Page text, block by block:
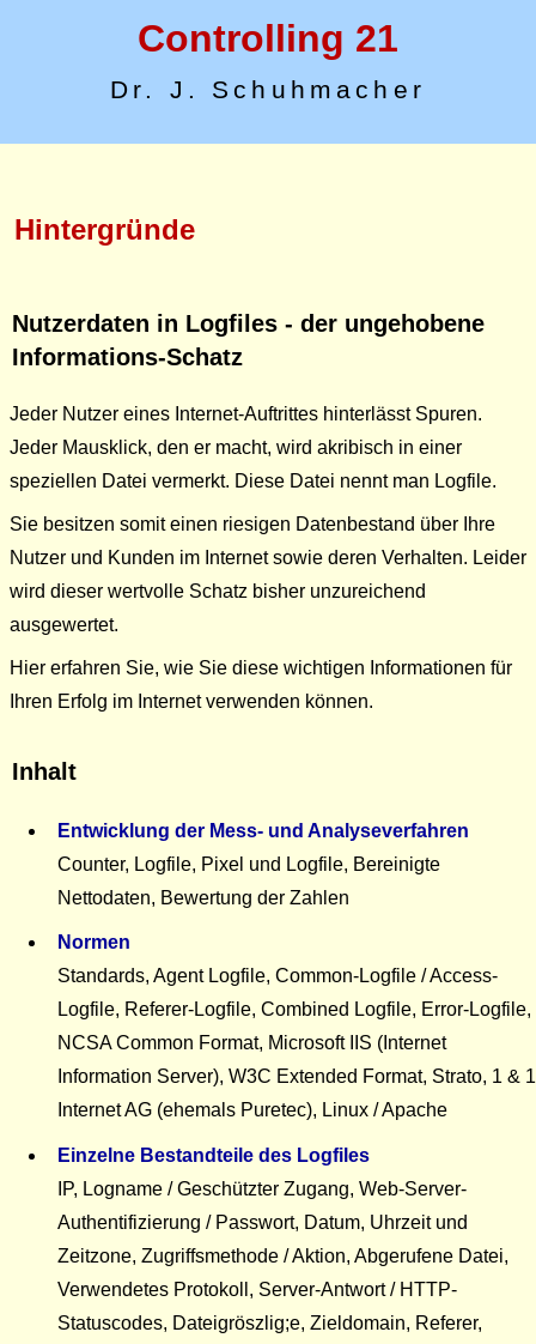
Controlling 21
Dr. J. Schuhmacher
Hintergründe
Nutzerdaten in Logfiles - der ungehobene
Informations-Schatz
Jeder Nutzer eines Internet-Auftrittes hinterlässt Spuren.
Jeder Mausklick, den er macht, wird akribisch in einer
speziellen Datei vermerkt. Diese Datei nennt man Logfile.
Sie besitzen somit einen riesigen Datenbestand über Ihre
Nutzer und Kunden im Internet sowie deren Verhalten. Leider
wird dieser wertvolle Schatz bisher unzureichend
ausgewertet.
Hier erfahren Sie, wie Sie diese wichtigen Informationen für
Ihren Erfolg im Internet verwenden können.
Inhalt
Entwicklung der Mess- und Analyseverfahren
Counter, Logfile, Pixel und Logfile, Bereinigte
Nettodaten, Bewertung der Zahlen
Normen
Standards, Agent Logfile, Common-Logfile / Access-
Logfile, Referer-Logfile, Combined Logfile, Error-Logfile,
NCSA Common Format, Microsoft IIS (Internet
Information Server), W3C Extended Format, Strato, 1 & 1
Internet AG (ehemals Puretec), Linux / Apache
Einzelne Bestandteile des Logfiles
IP, Logname / Geschützter Zugang, Web-Server-
Authentifizierung / Passwort, Datum, Uhrzeit und
Zeitzone, Zugriffsmethode / Aktion, Abgerufene Datei,
Verwendetes Protokoll, Server-Antwort / HTTP-
Statuscodes, Dateigröszlig;e, Zieldomain, Referer,